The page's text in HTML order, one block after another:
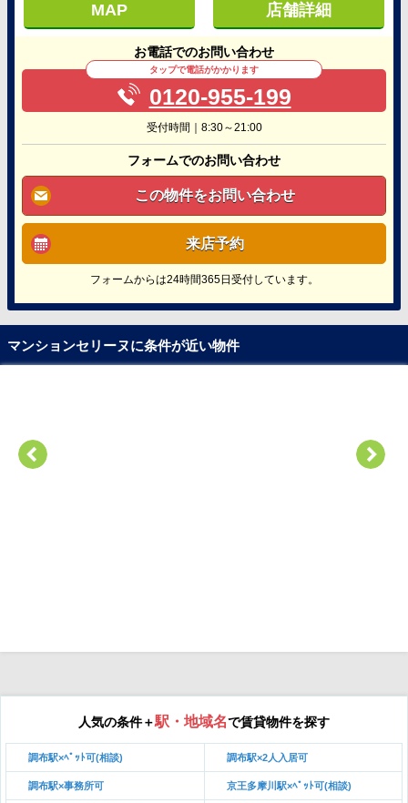
MAP 店舗詳細
お電話でのお問い合わせ
タップで電話がかかります
0120-955-199
受付時間｜8:30～21:00
フォームでのお問い合わせ
この物件をお問い合わせ
来店予約
フォームからは24時間365日受付しています。
マンションセリーヌに条件が近い物件
人気の条件＋駅・地域名で賃貸物件を探す
調布駅×ﾍﾟｯﾄ可(相談) 調布駅×2人入居可
調布駅×事務所可 京王多摩川駅×ﾍﾟｯﾄ可(相談)